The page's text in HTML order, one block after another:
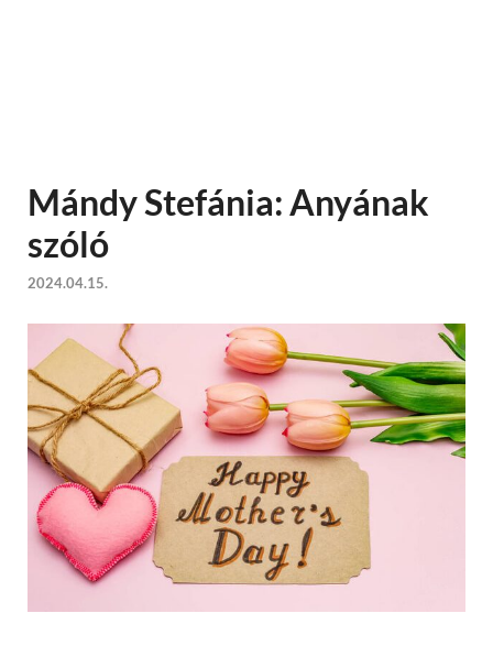
Mándy Stefánia: Anyának
szóló
2024.04.15.